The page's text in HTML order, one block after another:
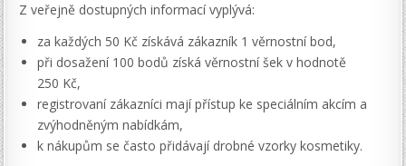
Z veřejně dostupných informací vyplývá:
za každých 50 Kč získává zákazník 1 věrnostní bod,
při dosažení 100 bodů získá věrnostní šek v hodnotě
250 Kč,
registrovaní zákazníci mají přístup ke speciálním akcím a
zvýhodněným nabídkám,
k nákupům se často přidávají drobné vzorky kosmetiky.